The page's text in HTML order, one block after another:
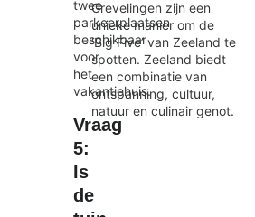
twee
parkeerplaatsen
beschikbaar
voor
het
vakantiehuis.
Vraag
5:
Is
de
Grevelingen zijn een
unieke manier om de
‘Big Five’ van Zeeland te
spotten. Zeeland biedt
een combinatie van
ontspanning, cultuur,
natuur en culinair genot.